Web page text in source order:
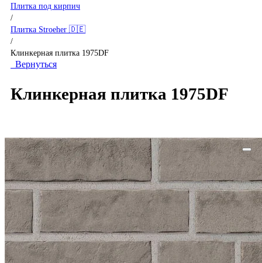
Плитка под кирпич
/
Плитка Stroeher 🇩🇪
/
Клинкерная плитка 1975DF
Вернуться
Клинкерная плитка 1975DF